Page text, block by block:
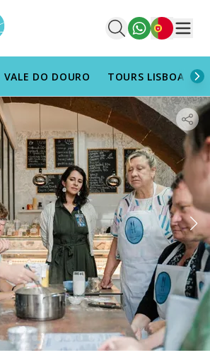
Português
VALE DO DOURO TOURS LISBOA